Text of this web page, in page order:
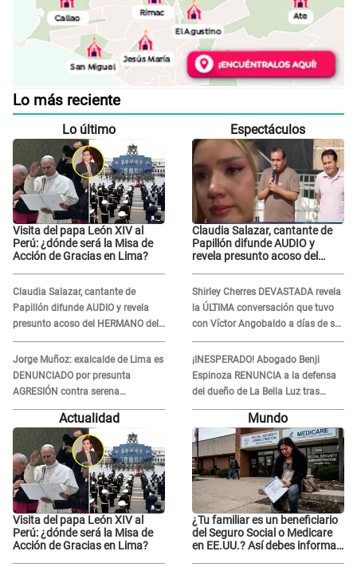
Lo más reciente
Lo último
Visita del papa León XIV al
Perú: ¿dónde será la Misa de
Acción de Gracias en Lima?
Claudia Salazar, cantante de
Papillón difunde AUDIO y revela
presunto acoso del HERMANO del
director musical de La Bella Luz:
"Me quedé asustada, en shock"
Jorge Muñoz: exalcalde de Lima es
DENUNCIADO por presunta
AGRESIÓN contra serena
GESTANTE en Miraflores
Espectáculos
Claudia Salazar, cantante de
Papillón difunde AUDIO y
revela presunto acoso del
asustada, en shock"
Shirley Cherres DEVASTADA revela
la ÚLTIMA conversación que tuvo
con Víctor Angobaldo a días de su
inesperada partida: "Hace dos
semanas"
¡INESPERADO! Abogado Benji
Espinoza RENUNCIA a la defensa
del dueño de La Bella Luz tras
difusión de POLÉMICO audio:
"Nada que defender"
Actualidad
Visita del papa León XIV al
Perú: ¿dónde será la Misa de
Acción de Gracias en Lima?
Mundo
¿Tu familiar es un beneficiario
del Seguro Social o Medicare
en EE.UU.? Así debes informar